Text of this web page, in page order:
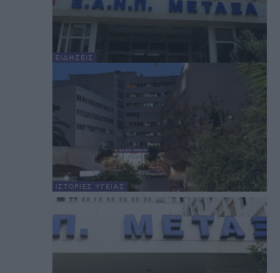
ΕΙΔΉΣΕΙΣ
ΙΣΤΟΡΊΕΣ ΥΓΕΊΑΣ